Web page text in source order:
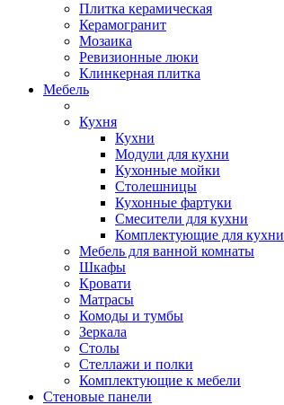
Плитка керамическая
Керамогранит
Мозаика
Ревизионные люки
Клинкерная плитка
Мебель
Кухня
Кухни
Модули для кухни
Кухонные мойки
Столешницы
Кухонные фартуки
Смесители для кухни
Комплектующие для кухни
Мебель для ванной комнаты
Шкафы
Кровати
Матрасы
Комоды и тумбы
Зеркала
Столы
Стеллажи и полки
Комплектующие к мебели
Стеновые панели